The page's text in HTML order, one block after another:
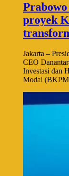
proyek
Jakarta –
CEO
Investasi dan
Modal